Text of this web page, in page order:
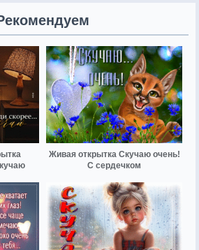
Живая открытка Скучаю очень!
С сердечком